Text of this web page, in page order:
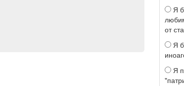
Я
от
Я
Я